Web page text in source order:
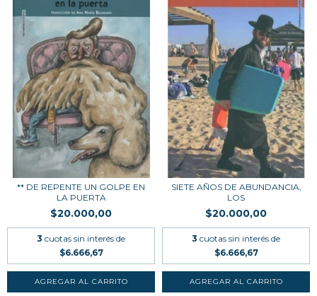
** DE REPENTE UN GOLPE EN
LA PUERTA
$20.000,00
3 cuotas sin interés de
$6.666,67
SIETE AÑOS DE ABUNDANCIA,
LOS
$20.000,00
3 cuotas sin interés de
$6.666,67